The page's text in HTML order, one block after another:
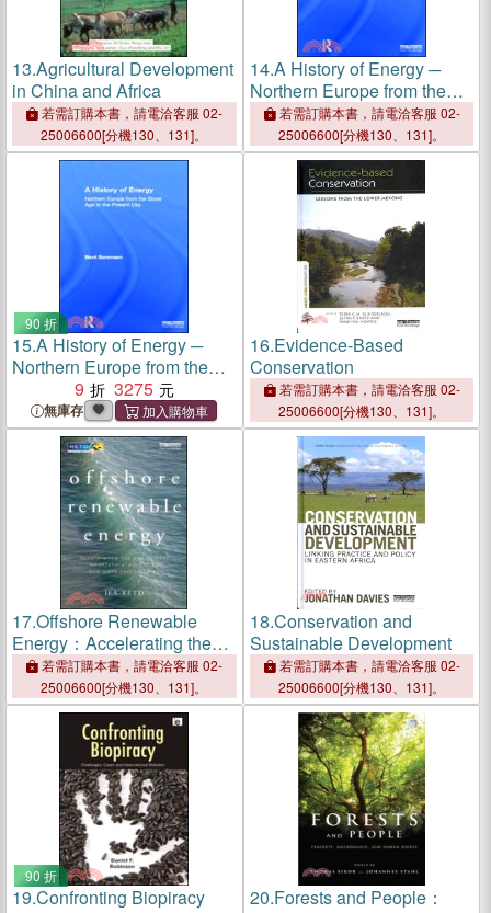
13.Agricultural Development
in China and Africa
若需訂購本書，請電洽客服 02-
25006600[分機130、131]。
14.A History of Energy ─
Northern Europe from the
Stone Age to the Present
Day
若需訂購本書，請電洽客服 02-
25006600[分機130、131]。
90 折
15.A History of Energy ─
Northern Europe from the
Stone Age to the Present
Day
9 3275
無庫存
16.Evidence-Based
Conservation
若需訂購本書，請電洽客服 02-
25006600[分機130、131]。
17.Offshore Renewable
Energy：Accelerating the
Deployment of Offshore
Wind, Tidal, and Wave
Technologies
若需訂購本書，請電洽客服 02-
25006600[分機130、131]。
18.Conservation and
Sustainable Development
若需訂購本書，請電洽客服 02-
25006600[分機130、131]。
90 折
19.Confronting Biopiracy 20.Forests and People：